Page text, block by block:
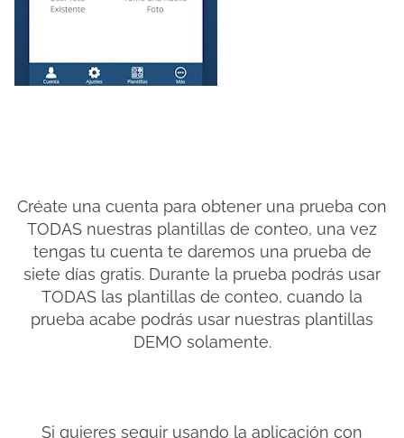
Créate una cuenta para obtener una prueba con
TODAS nuestras plantillas de conteo, una vez
tengas tu cuenta te daremos una prueba de
siete días gratis. Durante la prueba podrás usar
TODAS las plantillas de conteo, cuando la
prueba acabe podrás usar nuestras plantillas
DEMO solamente.
Si quieres seguir usando la aplicación con